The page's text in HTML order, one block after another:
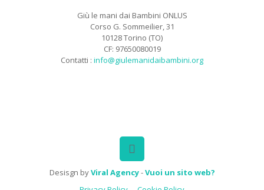
Giù le mani dai Bambini ONLUS
Corso G. Sommeilier, 31
10128 Torino (TO)
CF: 97650080019
Contatti : info@giulemanidaibambini.org
Desisgn byViral Agency-Vuoi un sito web?